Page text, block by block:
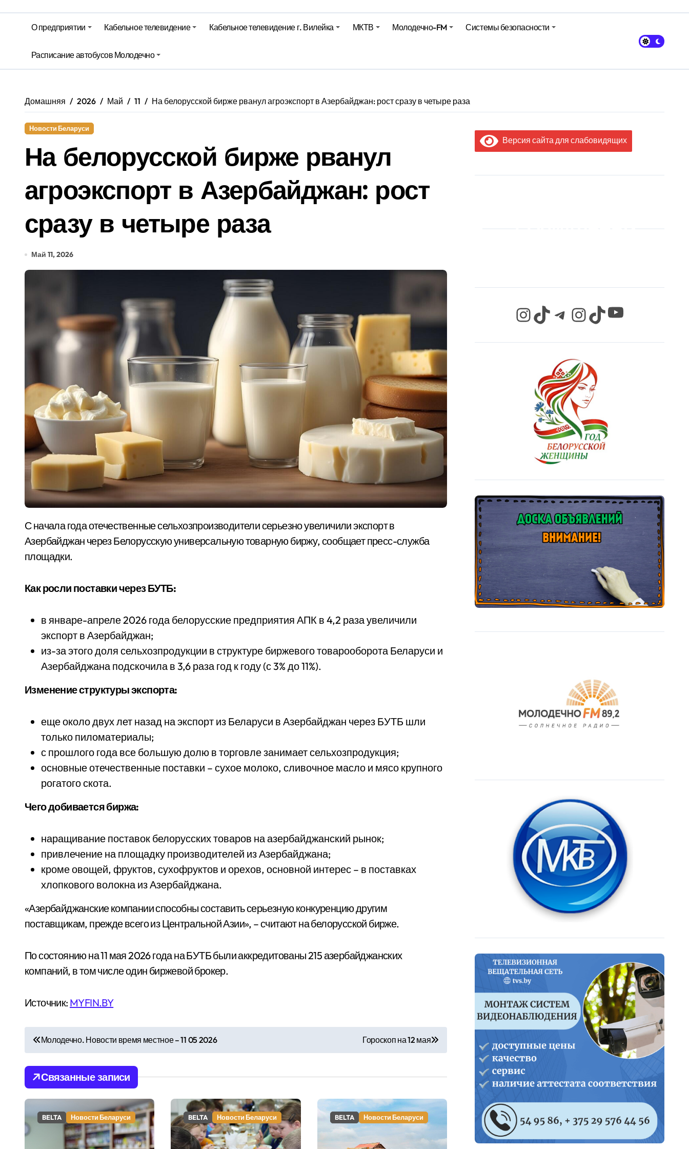
Молодечно. Новости время местное – 07 08 20
О предприятии Кабельное телевидение Кабельное телевидение г. Вилейка МКТВ Молодечно-FM Системы безопасности
Расписание автобусов Молодечно
Домашняя 2026 Май 11 На белорусской бирже рванул агроэкспорт в Азербайджан: рост сразу в четыре раза
Новости Беларуси
На белорусской бирже рванул
агроэкспорт в Азербайджан: рост
сразу в четыре раза
Май 11, 2026
С начала года отечественные сельхозпроизводители серьезно увеличили экспорт в
Азербайджан через Белорусскую универсальную товарную биржу, сообщает пресс-служба
площадки.
Как росли поставки через БУТБ:
в январе-апреле 2026 года белорусские предприятия АПК в 4,2 раза увеличили
экспорт в Азербайджан;
из-за этого доля сельхозпродукции в структуре биржевого товарооборота Беларуси и
Азербайджана подскочила в 3,6 раза год к году (с 3% до 11%).
Изменение структуры экспорта:
еще около двух лет назад на экспорт из Беларуси в Азербайджан через БУТБ шли
только пиломатериалы;
с прошлого года все большую долю в торговле занимает сельхозпродукция;
основные отечественные поставки – сухое молоко, сливочное масло и мясо крупного
рогатого скота.
Чего добивается биржа:
наращивание поставок белорусских товаров на азербайджанский рынок;
привлечение на площадку производителей из Азербайджана;
кроме овощей, фруктов, сухофруктов и орехов, основной интерес – в поставках
хлопкового волокна из Азербайджана.
«Азербайджанские компании способны составить серьезную конкуренцию другим
поставщикам, прежде всего из Центральной Азии», – считают на белорусской бирже.
По состоянию на 11 мая 2026 года на БУТБ были аккредитованы 215 азербайджанских
компаний, в том числе один биржевой брокер.
Источник: MYFIN.BY
Н
а
в
и
г
а
Молодечно. Новости время местное – 11 05 2026 Гороскоп на 12 мая
Связанные записи
BELTA Новости Беларуси BELTA Новости Беларуси BELTA Новости Беларуси
Версия сайта для слабовидящих
InstagramTikTok Telegram InstagramTikTok YouTube